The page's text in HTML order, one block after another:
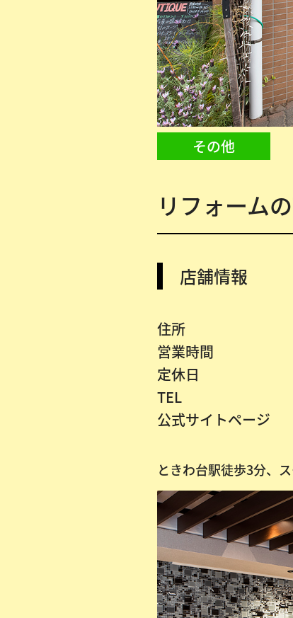
その他
リフォーム
店舗情報
住所
営業時間
定休日
TEL
公式サイトページ
ときわ台駅徒歩3分、